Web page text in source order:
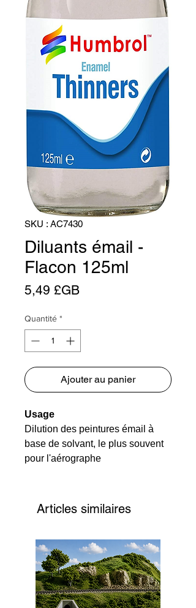
SKU : AC7430
Diluants émail -
Flacon 125ml
5,49 £GBPrix
Quantité *
Ajouter au panier
Usage
Dilution des peintures émail à
base de solvant, le plus souvent
pour l'aérographe
Temps de séchage
l'ajout de diluants pour émail
Articles similaires